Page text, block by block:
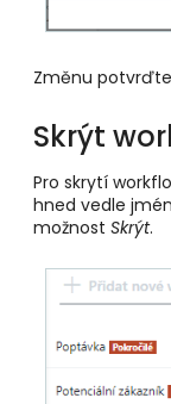
Změnu
Skrýt
Pro skrytí
hned vedle
možnost Skrýt.